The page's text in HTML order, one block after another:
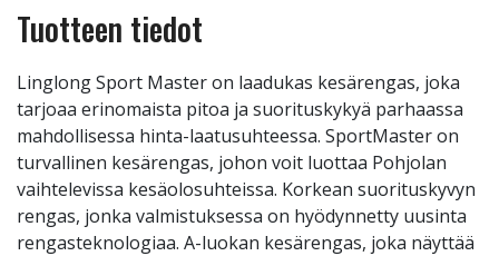
Tuotteen tiedot
Linglong Sport Master on laadukas kesärengas, joka
tarjoaa erinomaista pitoa ja suorituskykyä parhaassa
mahdollisessa hinta-laatusuhteessa. SportMaster on
turvallinen kesärengas, johon voit luottaa Pohjolan
vaihtelevissa kesäolosuhteissa. Korkean suorituskyvyn
rengas, jonka valmistuksessa on hyödynnetty uusinta
rengasteknologiaa. A-luokan kesärengas, joka näyttää